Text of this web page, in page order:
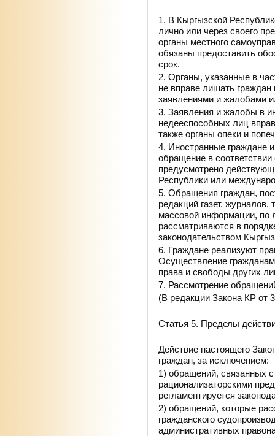
1. В Кыргызской
лично или через своего
органы местного
обязаны предоставить
срок.
2. Органы, указанные в
не вправе лишать
заявлениями и жалобами
3. Заявления и жалобы в
недееспособных лиц
также органы опеки и
4. Иностранные граждане
обращение в
предусмотрено
Республики или
5. Обращения граждан,
редакций газет, журналов,
массовой информации, по
рассматриваются в
законодательством
6. Граждане реализуют
Осуществление
права и свободы других
7. Рассмотрение
(В редакции Закона КР от
Статья 5. Пределы
Действие настоящего
граждан, за исключением:
1) обращений, связанных
рационализаторскими
регламентируется
2) обращений, которые
гражданского
административных